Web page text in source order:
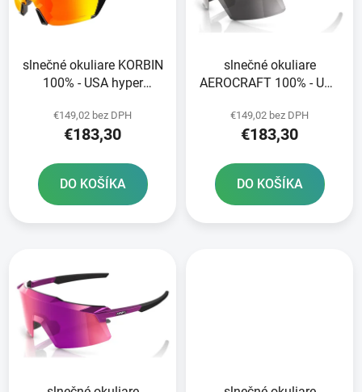
d
s
slnečné okuliare KORBIN
100% - USA hyper
€149,02 bez DPH
€183,30
DO KOŠÍKA
slnečné okuliare
AEROCRAFT 100% - USA
€149,02 bez DPH
€183,30
DO KOŠÍKA